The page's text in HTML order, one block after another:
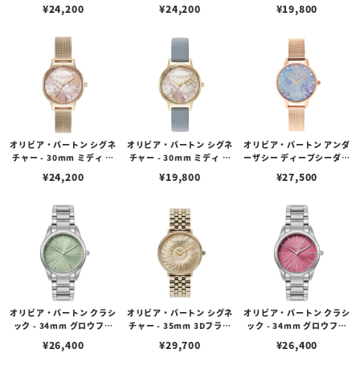
ド メッシュ
¥24,200
ズゴールド メッシュ
¥24,200
ーズゴールド ＆ メロウロ
¥19,800
オリビア・バートン シグネ
チャー - 30mm ミディ ア
ーズゴールド メッシュ
¥24,200
オリビア・バートン シグネ
チャー - 30mm ミディ ア
ールド チョークブルー レ
¥19,800
オリビア・バートン アンダ
ーザシー ディープシーダイ
ー & ローズ ゴールド メッ
¥27,500
オリビア・バートン クラシ
ック - 34mm グロウフル
¥26,400
オリビア・バートン シグネ
チャー - 35mm 3Dフラワ
¥29,700
オリビア・バートン クラシ
ック - 34mm グロウフル
ー
¥26,400